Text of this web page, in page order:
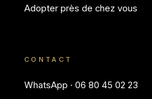
Adopter près de chez vous
CONTACT
WhatsApp · 06 80 45 02 23